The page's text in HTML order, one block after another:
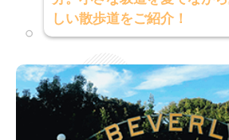
しい散歩道をご紹介！